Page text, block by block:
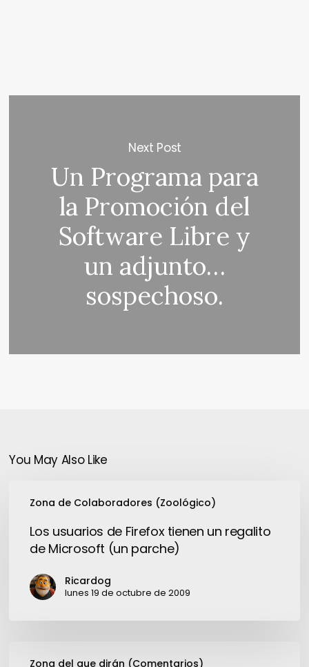
Next Post
Un Programa para
la Promoción del
Software Libre y
un adjunto…
sospechoso.
You May Also Like
Zona de Colaboradores (Zoológico)
usuarios
Firefox
tienen
regalito
parche)
Los usuarios de Firefox tienen un regalito
de Microsoft (un parche)
Ricardog
lunes 19 de octubre de 2009
Zona del que dirán (Comentarios)